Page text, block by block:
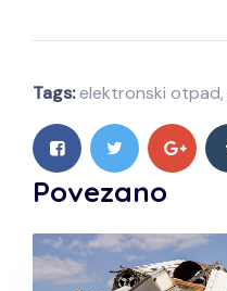
Tags:elektronski otpad,
Povezano